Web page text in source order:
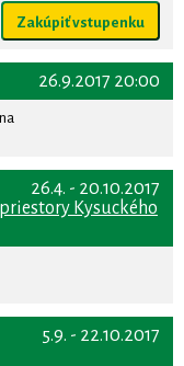
Zakúpiť vstupenku
26.9.2017 20:00
26.4. - 20.10.2017
Kysuckého
5.9. - 22.10.2017